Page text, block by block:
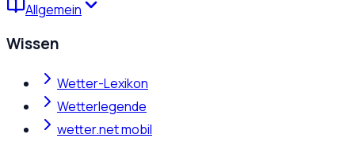
Allgemein
Wissen
Wetter-Lexikon
Wetterlegende
wetter.net mobil